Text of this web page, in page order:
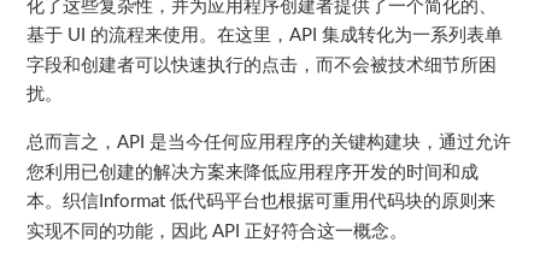
化了这些复杂性，并为应用程序创建者提供了一个简化的、
基于 UI 的流程来使用。在这里，API集成转化为一系列表单
字段和创建者可以快速执行的点击，而不会被技术细节所困
扰。
总而言之，API 是当今任何应用程序的关键构建块，通过允许
您利用已创建的解决方案来降低应用程序开发的时间和成
本。织信Informat低代码平台也根据可重用代码块的原则来
实现不同的功能，因此 API 正好符合这一概念。